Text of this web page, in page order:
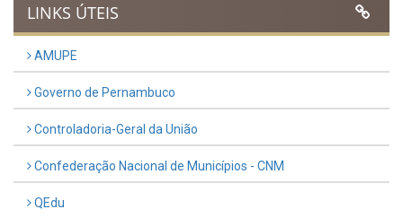
LINKS ÚTEIS
AMUPE
Governo de Pernambuco
Controladoria-Geral da União
Confederação Nacional de Municípios - CNM
QEdu